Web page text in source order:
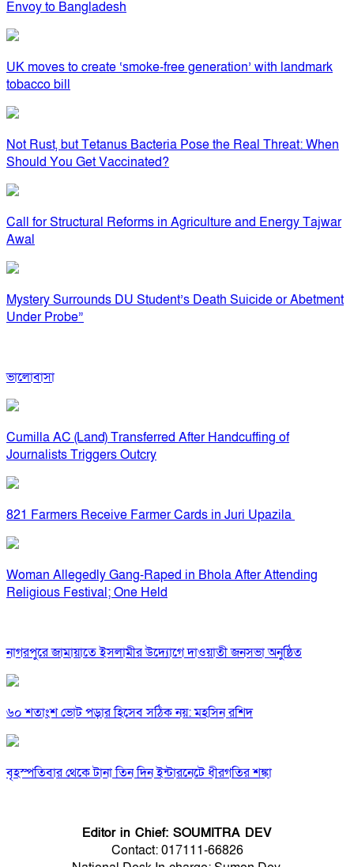
Envoy to Bangladesh
UK moves to create ‘smoke-free generation’ with landmark
tobacco bill
Not Rust, but Tetanus Bacteria Pose the Real Threat: When
Should You Get Vaccinated?
Call for Structural Reforms in Agriculture and Energy Tajwar
Awal
Mystery Surrounds DU Student’s Death Suicide or Abetment
Under Probe”
ভালোবাসা
Cumilla AC (Land) Transferred After Handcuffing of
Journalists Triggers Outcry
821 Farmers Receive Farmer Cards in Juri Upazila
Woman Allegedly Gang-Raped in Bhola After Attending
Religious Festival; One Held
নাগরপুরে জামায়াতে ইসলামীর উদ্যোগে দাওয়াতী জনসভা অনুষ্ঠিত
৬০ শতাংশ ভোট পড়ার হিসেব সঠিক নয়: মহসিন রশিদ
বৃহস্পতিবার থেকে টানা তিন দিন ইন্টারনেটে ধীরগতির শঙ্কা
Editor in Chief: SOUMITRA DEV
Contact: 017111-66826